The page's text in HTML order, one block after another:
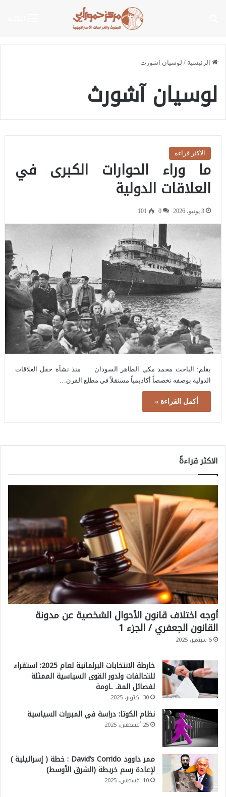
الرئيسية / لوسيان آشورث
لوسيان آشورث
الاكثر قراءة
ما وراء الحوارات الكبرى في
العلاقات الدولية
3 يونيو، 2026 0
101
بقلم: الباحث محمد مكي الطاهر السودان منذ نشأة حقل العلاقات
الدولية بوصفه تخصصاً أكاديمياً مستقلاً في مطلع القرن…
أكمل القراءة »
الاكثر قراءةً
أوجه اختلاف قانون الأحوال الشخصية عن مدونة
القانون الجعفري / الجزء 1
5 سبتمبر، 2025
خارطة الانتخابات البرلمانية لعام 2025: استقراء
للتحالفات ولدور القوى السياسية الممثلة
لفصائل المقـ ـاومة
30 أكتوبر، 2025
نظام الكوتا: دراسة في المبررات السياسية
25 أغسطس، 2025
ممر داوود David’s Corrido : خطة ( إسرائيلية )
لإعادة رسم خريطة (الشرق الأوسط)
10 أغسطس، 2025